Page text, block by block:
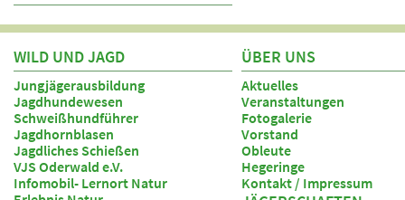
WILD UND JAGD
Jungjägerausbildung
Jagdhundewesen
Schweißhundführer
Jagdhornblasen
Jagdliches Schießen
VJS Oderwald e.V.
Infomobil- Lernort Natur
ÜBER UNS
Aktuelles
Veranstaltungen
Fotogalerie
Vorstand
Obleute
Hegeringe
Kontakt / Impressum